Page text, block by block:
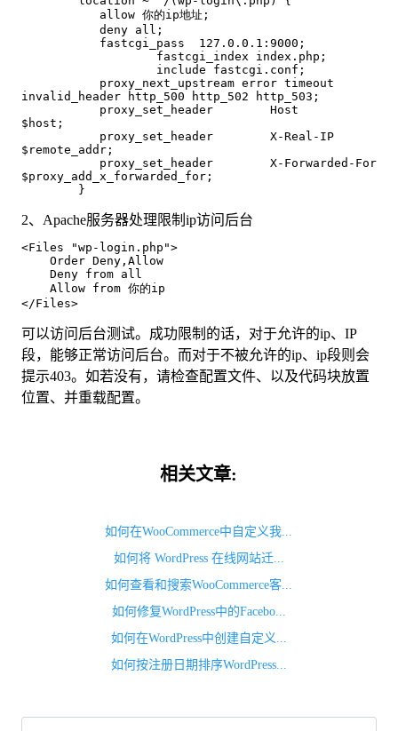
invalid_header http_500 http_502 http_503;
$host;
$remote_addr;
$proxy_add_x_forwarded_for;
2、Apache服务器处理限制ip访问后台
<Files "wp-login.php">
</Files>
可以访问后台测试。成功限制的话，对于允许的ip、IP
段，能够正常访问后台。而对于不被允许的ip、ip段则会
提示403。如若没有，请检查配置文件、以及代码块放置
位置、并重载配置。
相关文章:
如何在WooCommerce中自定义我...
如何将 WordPress 在线网站迁...
如何查看和搜索WooCommerce客...
如何修复WordPress中的Facebo...
如何在WordPress中创建自定义...
如何按注册日期排序WordPress...